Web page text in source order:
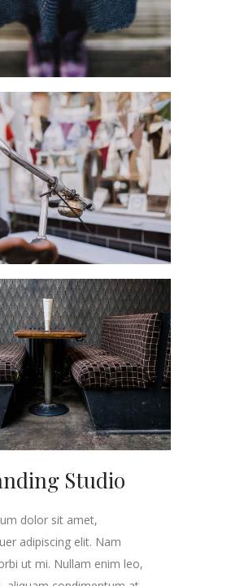
Studio
dolor sit amet,
adipiscing elit. Nam
ut mi. Nullam enim leo,